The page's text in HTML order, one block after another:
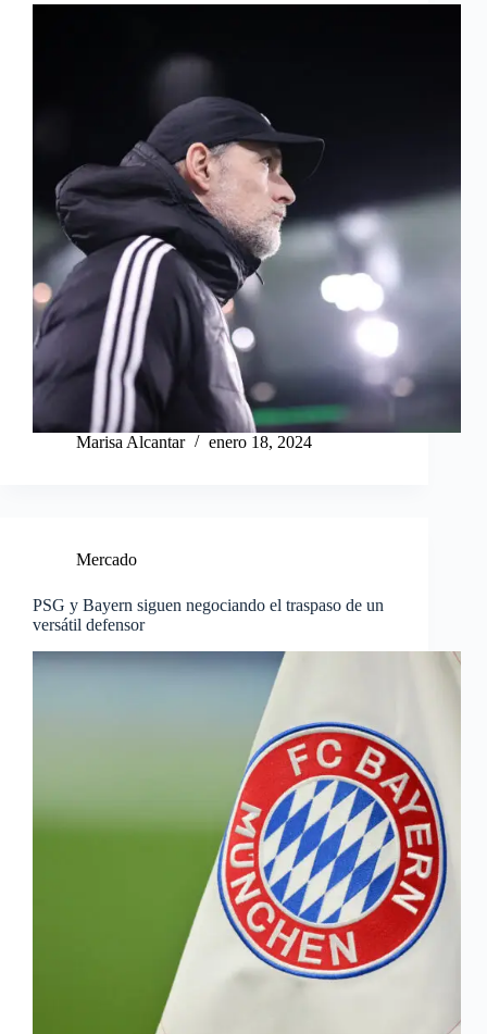
Marisa Alcantar enero 18, 2024
Mercado
PSG y Bayern siguen negociando el traspaso de un
versátil defensor